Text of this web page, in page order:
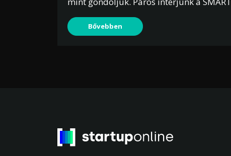
Bővebben